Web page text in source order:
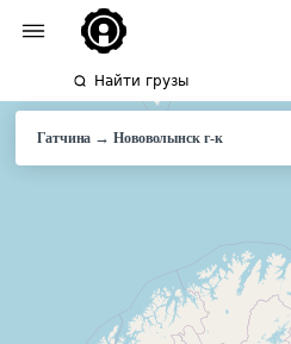
Найти грузы
Гатчина →Нововолынск г-к